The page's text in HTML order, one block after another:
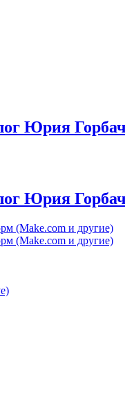
Юрия
Юрия
(Make.com и другие)
(Make.com и другие)